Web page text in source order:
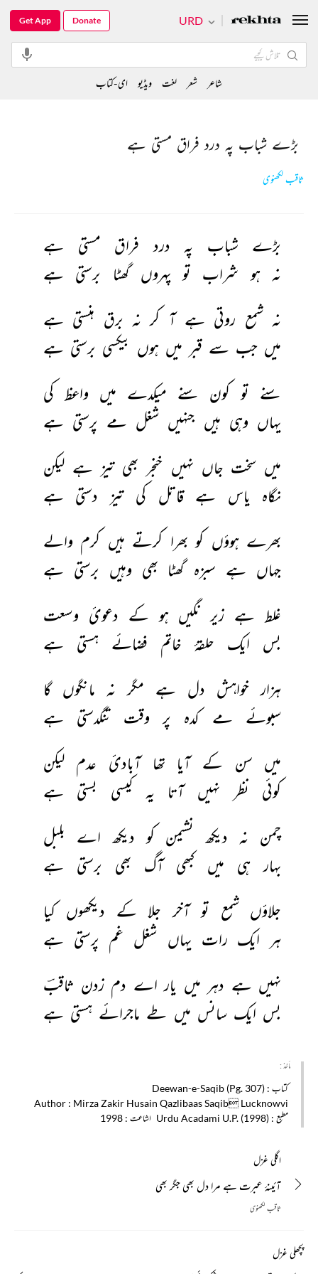
بڑے شباب پہ درد فراق مستی ہے
ثاقب لکھنوی
بڑے شباب پہ درد فراق مستی
ہے
نہ ہو شراب تو پہروں گھٹا برستی ہے
نہ شمع روتی ہے آ کر نہ برق ہنستی ہے
میں جب سے قبر میں ہوں بیکسی برستی ہے
سنے تو کون سنے میکدے میں واعظ کی
یہاں وہی ہیں جنہیں شغل مے پرستی ہے
میں سخت جاں نہیں خنجر بھی تیز ہے لیکن
نگاہ یاس ہے قاتل کی تیز دستی ہے
بھرے ہوؤں کو بھرا کرتے ہیں کرم والے
جہاں ہے سبزہ گھٹا بھی وہیں برستی ہے
غلط ہے زیر نگیں ہو کے دعویٔ وسعت
بس
ایک حلقۂ خاتم فضائے ہستی
ہے
ہزار خواہش دل ہے مگر نہ مانگوں گا
سبوئے‌
مے کدہ پر وقت تنگدستی
ہے
میں سن کے آیا تھا آبادیٔ عدم لیکن
کوئی
نظر نہیں آتا یہ کیسی بستی
ہے
چمن نہ دیکھ نشیمن کو دیکھ اے بلبل
بہار ہی میں کبھی آگ بھی برستی
ہے
جلاؤں شمع تو آخر جلا کے دیکھوں کیا
ہر ایک رات یہاں شغل‌‌ غم پرستی ہے
نہیں ہے دہر میں یار اے دم زدن ثاقبؔ
بس ایک سانس میں طے ماجرائے ہستی ہے
مأخذ :
کتاب : Deewan-e-Saqib (Pg. 307)
Author : Mirza Zakir Husain Qazlibaas Saqib Lucknowvi
مطبع : Urdu Acadami U.P. (1998) اشاعت : 1998
اگلی غزل
آئینۂ عبرت ہے مرا دل بھی جگر بھی
ثاقب لکھنوی
پچھلی غزل
URD
Get App Donate
شاعر شعر لغت ویڈیو ای-کتاب